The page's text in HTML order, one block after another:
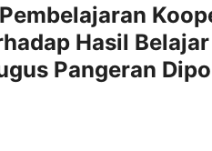
Hasil
Pangeran